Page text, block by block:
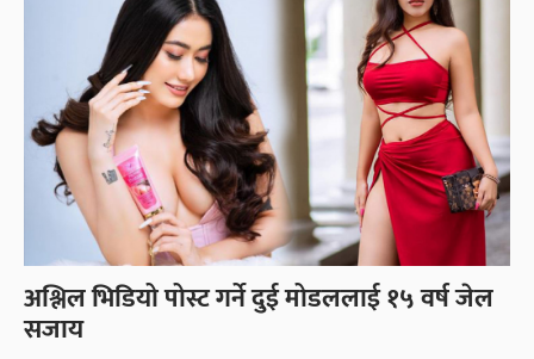
अश्लिल भिडियो पोस्ट गर्ने दुई मोडललाई १५ वर्ष जेल
सजाय